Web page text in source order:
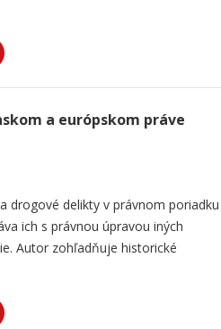
a európskom práve
drogové delikty v právnom poriadku
ich s právnou úpravou iných
Autor zohľadňuje historické